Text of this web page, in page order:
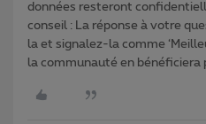
données resteront
conseil : La réponse à votre
la et signalez-la comme
la communauté en bénéficiera